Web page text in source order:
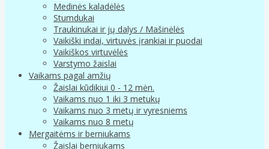
Medinės kaladėlės
Stumdukai
Traukinukai ir jų dalys / Mašinėlės
Vaikiški indai, virtuvės įrankiai ir puodai
Vaikiškos virtuvėlės
Varstymo žaislai
Vaikams pagal amžių
Žaislai kūdikiui 0 - 12 mėn.
Vaikams nuo 1 iki 3 metukų
Vaikams nuo 3 metų ir vyresniems
Vaikams nuo 8 metų
Mergaitėms ir berniukams
Žaislai berniukams